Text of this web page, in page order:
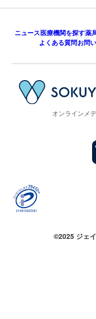
ニュース医療機関を探す薬
よくある質問お問
オンラインメ
©2025 ジェ